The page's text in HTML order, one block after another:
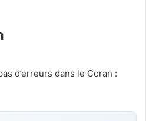
d’erreurs dans le Coran :